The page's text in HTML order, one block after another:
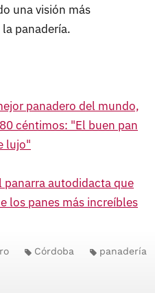
una visión más
panadería.
panadero del mundo,
céntimos: "El buen pan
lujo"
panarra autodidacta que
los panes más increíbles
Córdoba panadería